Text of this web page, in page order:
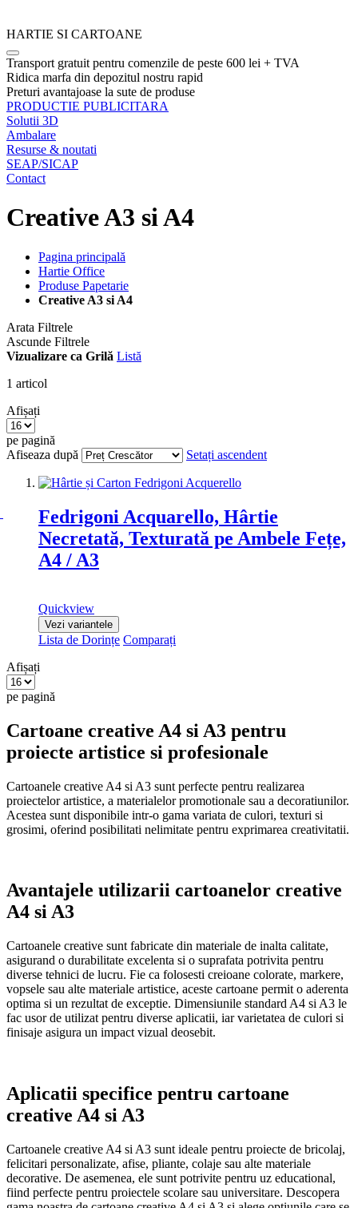
HARTIE SI CARTOANE
Transport gratuit pentru comenzile de peste 600 lei + TVA
Ridica marfa din depozitul nostru rapid
Preturi avantajoase la sute de produse
PRODUCTIE PUBLICITARA
Solutii 3D
Ambalare
Resurse & noutati
SEAP/SICAP
Contact
Creative A3 si A4
Pagina principală
Hartie Office
Produse Papetarie
Creative A3 si A4
Arata Filtrele
Ascunde Filtrele
Vizualizare ca Grilă Listă
1 articol
Afișați
pe pagină
Afiseaza după
Setați ascendent
Fedrigoni Acquarello, Hârtie
Necretată, Texturată pe Ambele Fețe,
A4 / A3
Quickview
Vezi variantele
Lista de Dorințe Comparați
Afișați
pe pagină
Cartoane creative A4 si A3 pentru
proiecte artistice si profesionale
Cartoanele creative A4 si A3 sunt perfecte pentru realizarea
proiectelor artistice, a materialelor promotionale sau a decoratiunilor.
Acestea sunt disponibile intr-o gama variata de culori, texturi si
grosimi, oferind posibilitati nelimitate pentru exprimarea creativitatii.
Avantajele utilizarii cartoanelor creative
A4 si A3
Cartoanele creative sunt fabricate din materiale de inalta calitate,
asigurand o durabilitate excelenta si o suprafata potrivita pentru
diverse tehnici de lucru. Fie ca folosesti creioane colorate, markere,
vopsele sau alte materiale artistice, aceste cartoane permit o aderenta
optima si un rezultat de exceptie. Dimensiunile standard A4 si A3 le
fac usor de utilizat pentru diverse aplicatii, iar varietatea de culori si
finisaje asigura un impact vizual deosebit.
Aplicatii specifice pentru cartoane
creative A4 si A3
Cartoanele creative A4 si A3 sunt ideale pentru proiecte de bricolaj,
felicitari personalizate, afise, pliante, colaje sau alte materiale
decorative. De asemenea, ele sunt potrivite pentru uz educational,
fiind perfecte pentru proiectele scolare sau universitare. Descopera